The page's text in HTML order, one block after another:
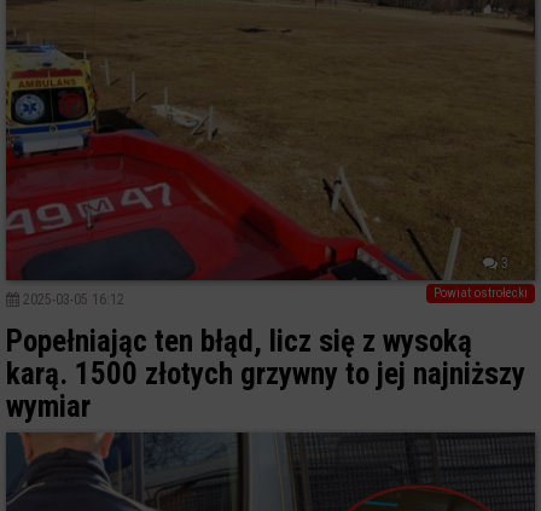
3
Powiat ostrołecki
2025-03-05 16:12
Popełniając ten błąd, licz się z wysoką
karą. 1500 złotych grzywny to jej najniższy
wymiar